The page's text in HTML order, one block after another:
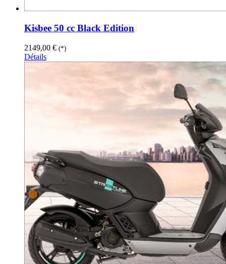
Kisbee 50 cc Black Edition
2149,00 € (*)
Détails